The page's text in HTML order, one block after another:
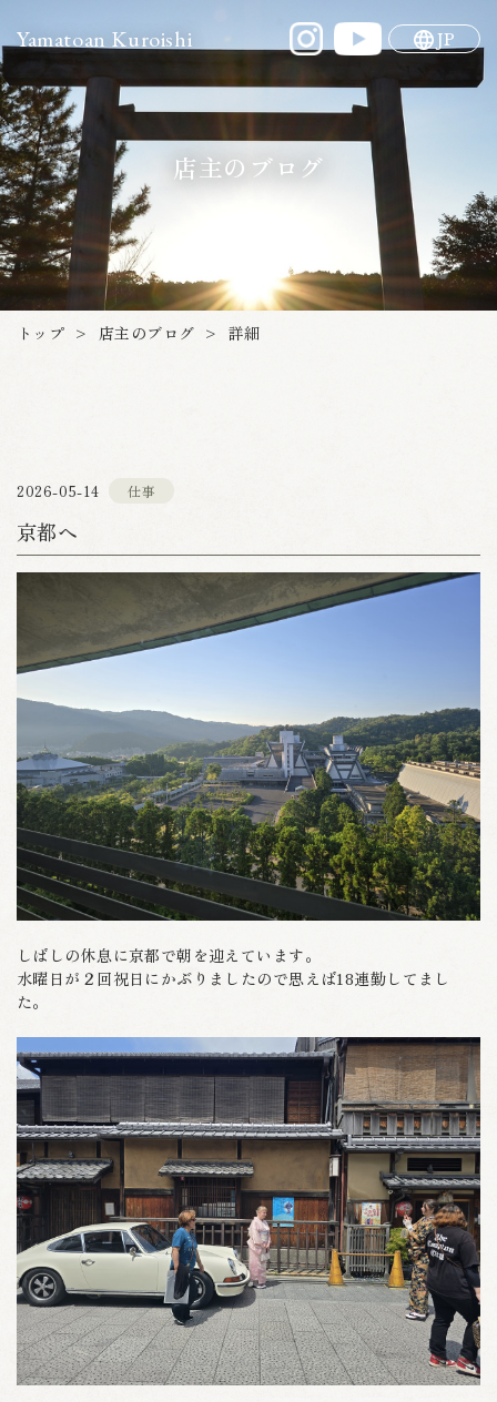
Yamatoan Kuroishi JP
店主のブログ
トップ > 店主のブログ > 詳細
2026-05-14 仕事
京都へ
しばしの休息に京都で朝を迎えています。
水曜日が２回祝日にかぶりましたので思えば18連勤してまし
た。